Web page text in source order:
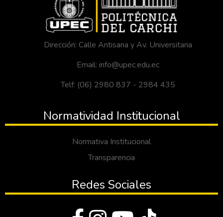
Dirección: Calle Antisana y Av. Universitaria
Email: info@upec.edu.ec
Telf: (06) 2980 837 - 2984 435
Normatividad Institucional
Normativa Institucional
Transparencia
Redes Sociales